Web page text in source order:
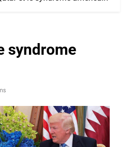
syndrome